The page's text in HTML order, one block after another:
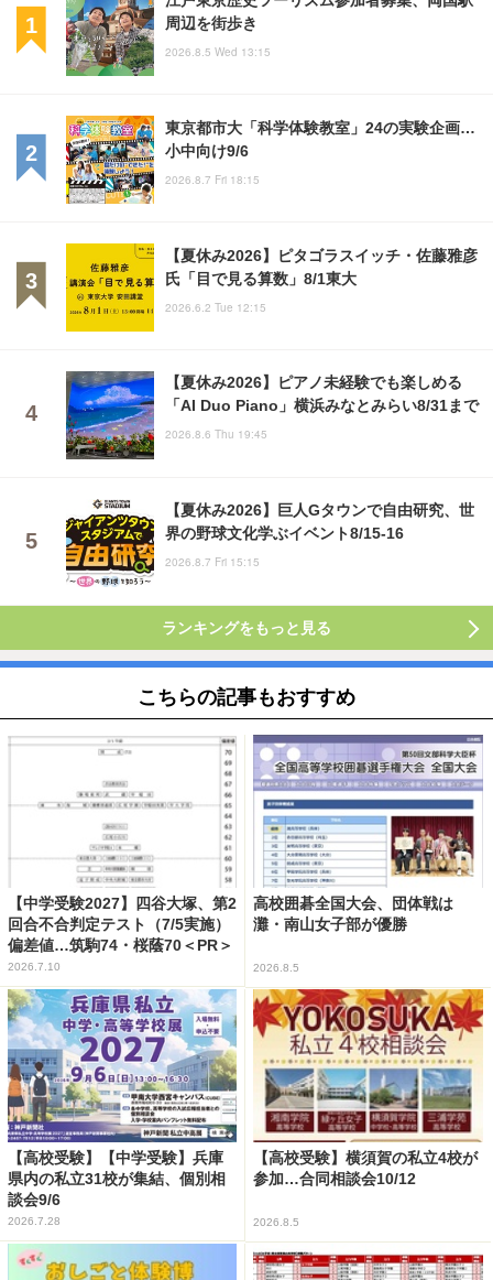
周辺を街歩き
2026.8.5 Wed 13:15
東京都市大「科学体験教室」24の実験企画…
小中向け9/6
2026.8.7 Fri 18:15
【夏休み2026】ピタゴラスイッチ・佐藤雅彦
氏「目で見る算数」8/1東大
2026.6.2 Tue 12:15
【夏休み2026】ピアノ未経験でも楽しめる
「AI Duo Piano」横浜みなとみらい8/31まで
2026.8.6 Thu 19:45
【夏休み2026】巨人Gタウンで自由研究、世
界の野球文化学ぶイベント8/15-16
2026.8.7 Fri 15:15
ランキングをもっと見る
こちらの記事もおすすめ
【中学受験2027】四谷大塚、第2
回合不合判定テスト（7/5実施）
偏差値…筑駒74・桜蔭70＜PR＞
2026.7.10
高校囲碁全国大会、団体戦は
灘・南山女子部が優勝
2026.8.5
【高校受験】【中学受験】兵庫
県内の私立31校が集結、個別相
談会9/6
2026.7.28
【高校受験】横須賀の私立4校が
参加…合同相談会10/12
2026.8.5